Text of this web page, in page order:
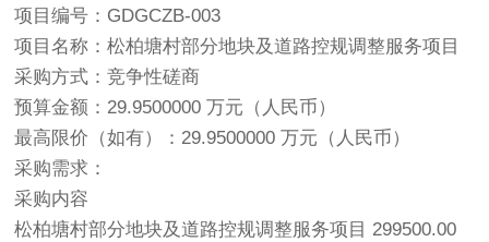
项目编号：GDGCZB-003
项目名称：松柏塘村部分地块及道路控规调整服务项目
采购方式：竞争性磋商
预算金额：29.9500000 万元（人民币）
最高限价（如有）：29.9500000 万元（人民币）
采购需求：
采购内容
松柏塘村部分地块及道路控规调整服务项目 299500.00